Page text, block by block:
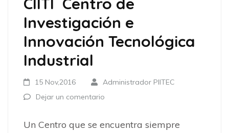
Investigación e
Innovación Tecnológica
Industrial
15 Nov,2016
Administrador PIITEC
Dejar un comentario
Un Centro que se encuentra siempre